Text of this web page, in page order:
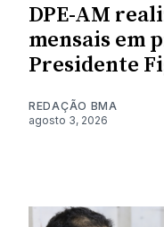
DPE-AM
mensais em
Presidente
REDAÇÃO BMA
agosto 3, 2026